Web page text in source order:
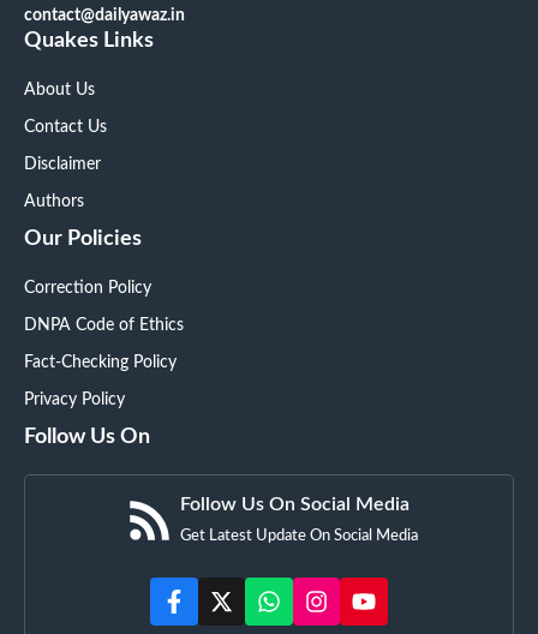
contact@dailyawaz.in
Quakes Links
About Us
Contact Us
Disclaimer
Authors
Our Policies
Correction Policy
DNPA Code of Ethics
Fact-Checking Policy
Privacy Policy
Follow Us On
Follow Us On Social Media
Get Latest Update On Social Media